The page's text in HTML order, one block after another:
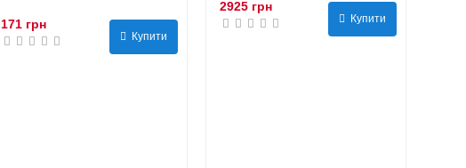
171 грн
Купити
2925 грн
Купити